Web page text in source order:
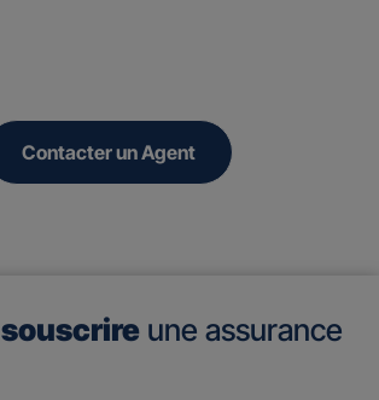
Contacter un Agent
souscrire une assurance